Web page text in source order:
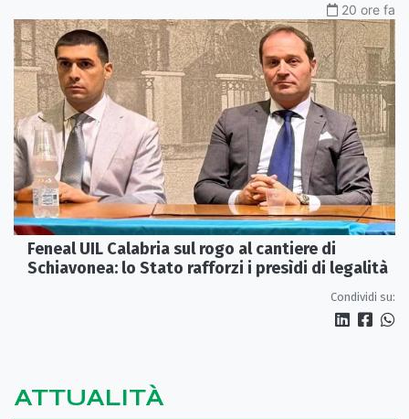
20 ore fa
Feneal UIL Calabria sul rogo al cantiere di
Schiavonea: lo Stato rafforzi i presìdi di legalità
Condividi su:
ATTUALITÀ